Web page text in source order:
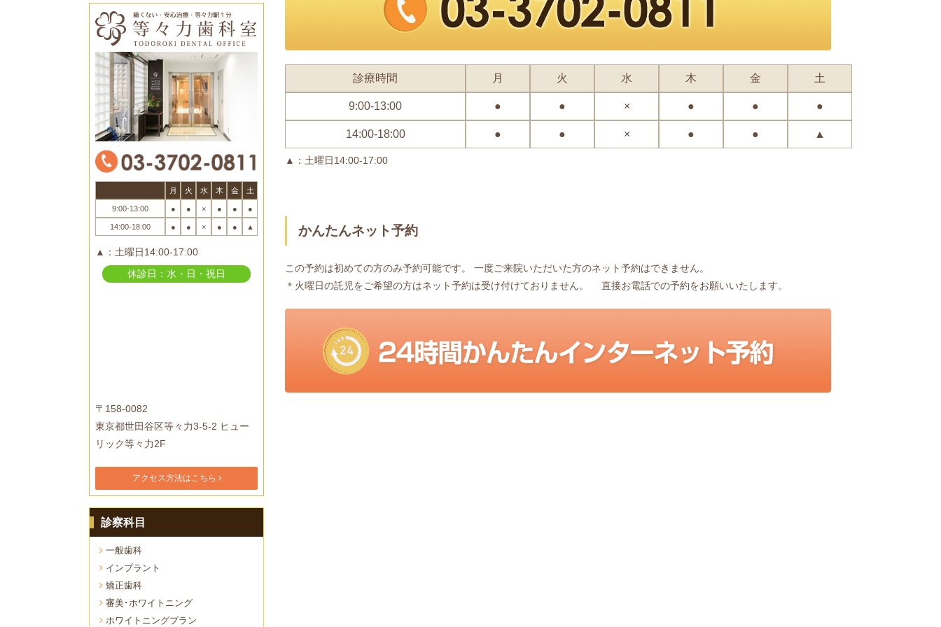
月 火 水 木 金 土
9:00-13:00 ● ● × ● ● ●
14:00-18:00 ● ● × ● ● ▲
▲：土曜日14:00-17:00
休診日：水・日・祝日
〒158-0082
東京都世田谷区等々力3-5-2 ヒュー
リック等々力2F
アクセス方法はこちら
診察科目
一般歯科
インプラント
矯正歯科
審美･ホワイトニング
ホワイトニングプラン
診療時間 月 火 水 木 金 土
9:00-13:00 ● ● × ● ● ●
14:00-18:00 ● ● × ● ● ▲
▲：土曜日14:00-17:00
かんたんネット予約
この予約は初めての方のみ予約可能です。 一度ご来院いただいた方のネット予約はできません。
＊火曜日の託児をご希望の方はネット予約は受け付けておりません。 直接お電話での予約をお願いいたします。